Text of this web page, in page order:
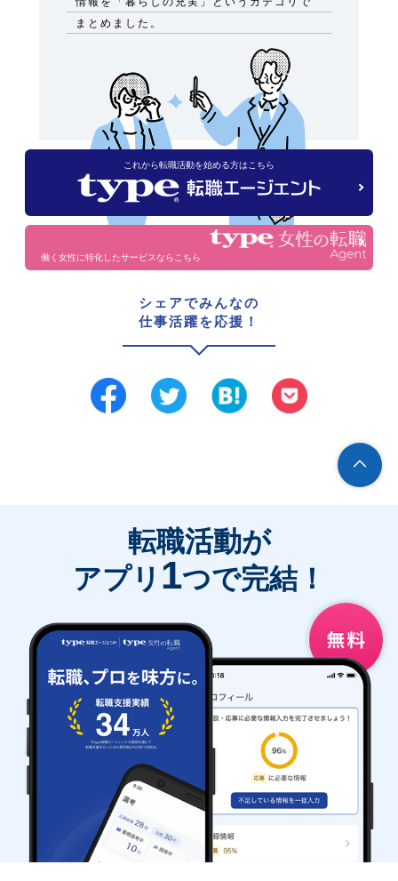
まとめました。
これから転職活動を始める方はこちら
働く女性に特化したサービスならこちら
シェアでみんなの
仕事活躍を応援！
転職活動が
アプリ 1つで完結！